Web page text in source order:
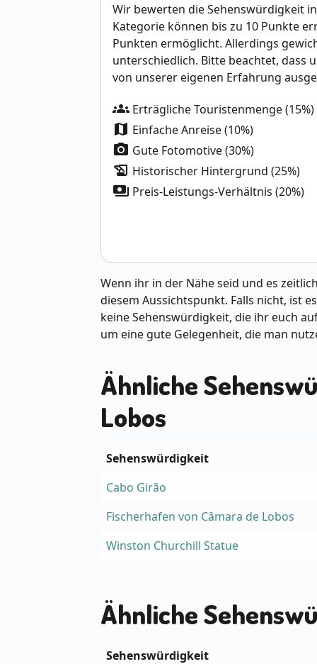
Wir bewerten die Sehenswürdigkeit
Kategorie können bis zu 10 Punkte
Punkten ermöglicht. Allerdings
unterschiedlich. Bitte beachtet, dass
von unserer eigenen Erfahrung
groups Erträgliche Touristenmenge (15%)
map Einfache Anreise (10%)
photo_camera Gute Fotomotive (30%)
history_edu Historischer Hintergrund (25%)
payments Preis-Leistungs-Verhältnis (20%)
Wenn ihr in der Nähe seid und es
diesem Aussichtspunkt. Falls nicht, ist
keine Sehenswürdigkeit, die ihr euch
um eine gute Gelegenheit, die man
Ähnliche
Lobos
Sehenswürdigkeit
Cabo Girão
Fischerhafen von Câmara de Lobos
Winston Churchill Statue
Ähnliche
Sehenswürdigkeit